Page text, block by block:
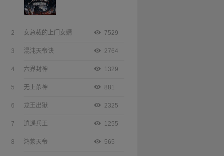
2 女总裁的上门女婿 7529
3 混沌天帝诀 2764
4 六界封神 1329
5 无上杀神 881
6 龙王出狱 2325
7 逍遥兵王 1255
8 鸿蒙天帝 565